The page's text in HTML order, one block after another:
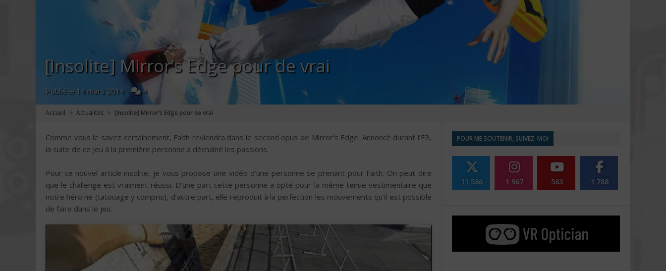
[Insolite] Mirror’s Edge pour de vrai
Publié le 14 mars 2014 - 4
Accueil » Actualités » [Insolite] Mirror’s Edge pour de vrai
Comme vous le savez certainement, Faith reviendra dans le second opus de Mirror’s Edge. Annoncé durant l’E3,
la suite de ce jeu à la première personne a déchaîné les passions.
Pour ce nouvel article insolite, je vous propose une vidéo d’une personne se prenant pour Faith. On peut dire
que le challenge est vraiment réussi. D’une part cette personne a opté pour la même tenue vestimentaire que
notre héroïne (tatouage y compris), d’autre part, elle reproduit à la perfection les mouvements qu’il est possible
de faire dans le jeu.
POUR ME SOUTENIR, SUIVEZ-MOI
11 586 1 967 583 1 788